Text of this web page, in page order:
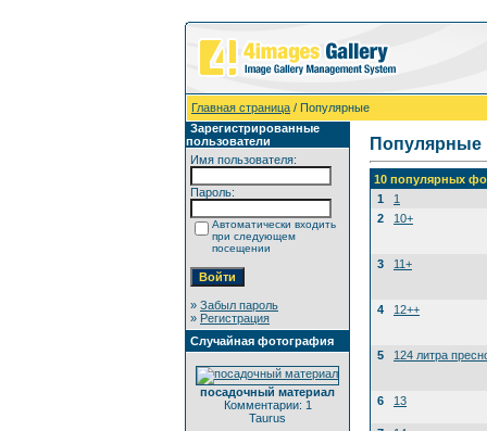
Главная страница / Популярные
Зарегистрированные
пользователи
Имя пользователя:
Пароль:
Автоматически входить
при следующем
посещении
» Забыл пароль
» Регистрация
Случайная фотография
посадочный материал
Комментарии: 1
Taurus
Популярные
10 популярных
1
1
2
10+
3 11+
4 12++
5 124 литра
6 13